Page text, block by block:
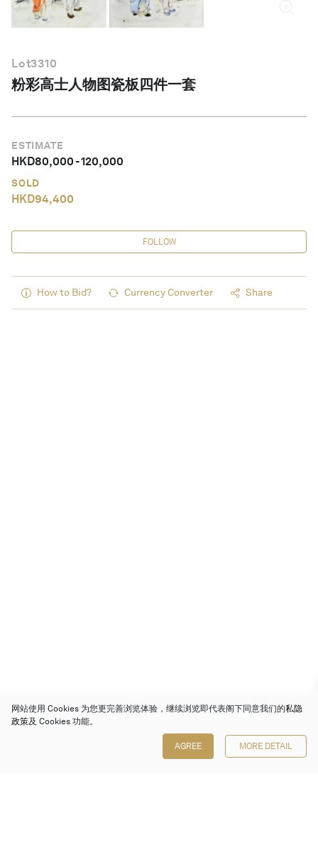
Lot3310
粉彩高士人物图瓷板四件一套
ESTIMATE
HKD80,000-120,000
SOLD
HKD94,400
FOLLOW
How to Bid? Currency Converter Share
网站使用 Cookies 为您更完善浏览体验，继续浏览即代表阁下同意我们的私隐
政策及 Cookies 功能。
AGREE MORE DETAIL